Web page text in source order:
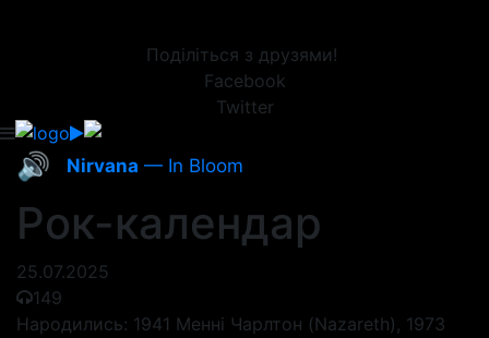
Поділіться з друзями!
Facebook
Twitter
🔊 Nirvana — In Bloom
Рок-календар
25.07.2025
149
Народились: 1941 Менні Чарлтон (Nazareth), 1973